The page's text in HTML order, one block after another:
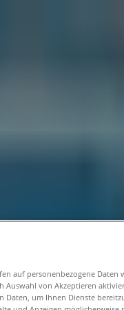
auf personenbezogene Daten
von Akzeptieren
um Ihnen Dienste